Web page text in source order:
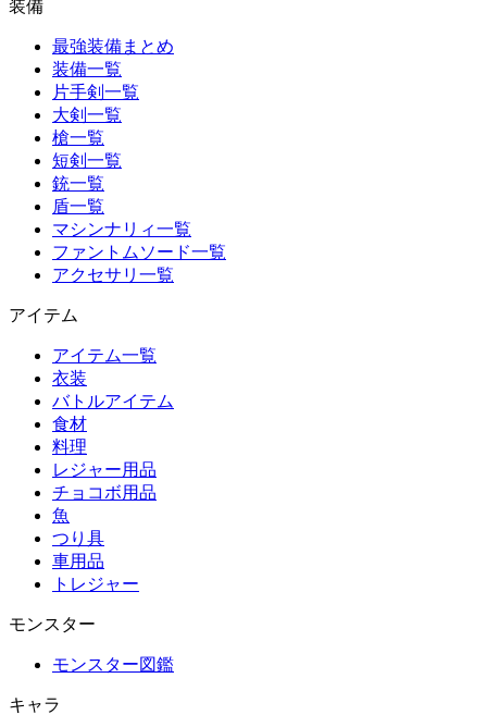
装備
最強装備まとめ
装備一覧
片手剣一覧
大剣一覧
槍一覧
短剣一覧
銃一覧
盾一覧
マシンナリィ一覧
ファントムソード一覧
アクセサリ一覧
アイテム
アイテム一覧
衣装
バトルアイテム
食材
料理
レジャー用品
チョコボ用品
魚
つり具
車用品
トレジャー
モンスター
モンスター図鑑
キャラ